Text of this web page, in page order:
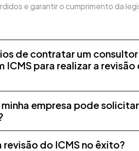
e garantir o cumprimento da
de contratar um consultor
ICMS para realizar a revisão
empresa pode
do ICMS no êxito?